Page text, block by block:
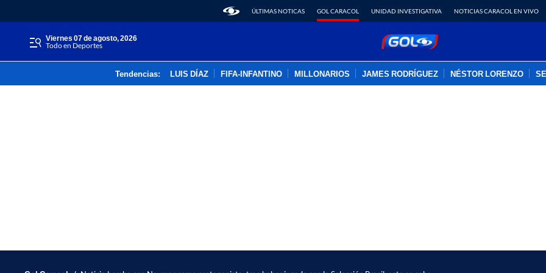
ÚLTIMAS NOTICAS GOL CARACOL UNIDAD INVESTIGATIVA NOTICIAS CARACOL EN VIVO
viernes 07 de agosto, 2026
Todo en Deportes
Tendencias: LUIS DÍAZ FIFA-INFANTINO MILLONARIOS JAMES RODRÍGUEZ NÉSTOR LORENZO